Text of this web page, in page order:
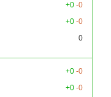
+0 -0
+0 -0
0
+0 -0
+0 -0